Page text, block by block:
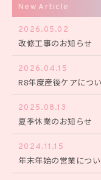
New Article
2026.05.02
改修工事のお知らせ
2026.04.15
R8年度産後ケアにつ
2025.08.13
夏季休業のお知らせ
2024.11.15
年末年始の営業につ